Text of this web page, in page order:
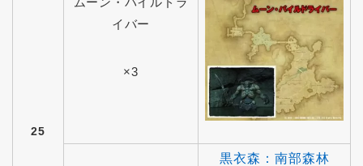
25
イバー
×3
黒衣森：南部森林